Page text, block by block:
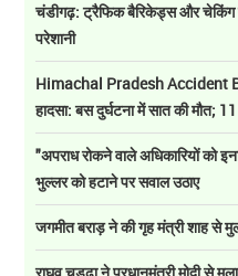
चंडीगढ़: ट्रैफिक बैरिकेड्स और चेकिंग
परेशानी
Himachal Pradesh Accident
हादसा: बस दुर्घटना में सात की मौत;
"अपराध रोकने वाले अधिकारियों को
भुल्लर को हटाने पर सवाल उठाए
जगमीत बराड़ ने की गृह मंत्री शाह से